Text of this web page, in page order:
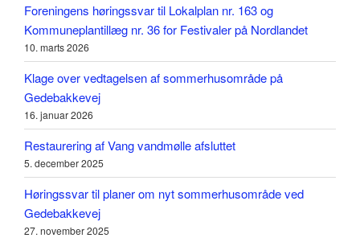
Foreningens høringssvar til Lokalplan nr. 163 og
Kommuneplantillæg nr. 36 for Festivaler på Nordlandet
10. marts 2026
Klage over vedtagelsen af sommerhusområde på
Gedebakkevej
16. januar 2026
Restaurering af Vang vandmølle afsluttet
5. december 2025
Høringssvar til planer om nyt sommerhusområde ved
Gedebakkevej
27. november 2025